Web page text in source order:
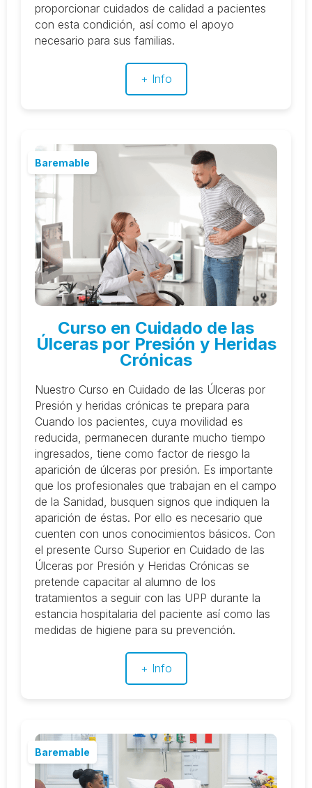
proporcionar cuidados de calidad a pacientes
con esta condición, así como el apoyo
necesario para sus familias.
+ Info
Baremable
Curso en Cuidado de las
Úlceras por Presión y Heridas
Crónicas
Nuestro Curso en Cuidado de las Úlceras por
Presión y heridas crónicas te prepara para
Cuando los pacientes, cuya movilidad es
reducida, permanecen durante mucho tiempo
ingresados, tiene como factor de riesgo la
aparición de úlceras por presión. Es importante
que los profesionales que trabajan en el campo
de la Sanidad, busquen signos que indiquen la
aparición de éstas. Por ello es necesario que
cuenten con unos conocimientos básicos. Con
el presente Curso Superior en Cuidado de las
Úlceras por Presión y Heridas Crónicas se
pretende capacitar al alumno de los
tratamientos a seguir con las UPP durante la
estancia hospitalaria del paciente así como las
medidas de higiene para su prevención.
+ Info
Baremable